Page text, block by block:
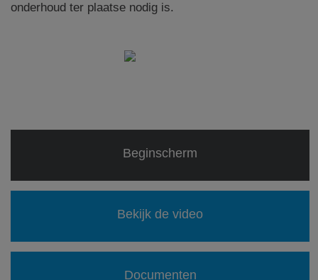
onderhoud ter plaatse nodig is.
Beginscherm
Bekijk de video
Documenten